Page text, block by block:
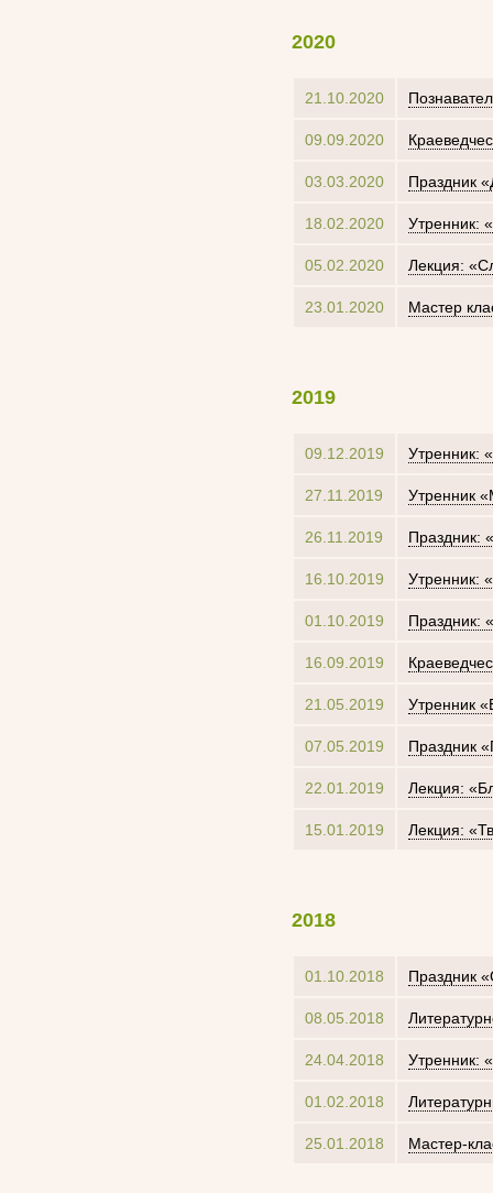
2020
21.10.2020
09.09.2020
03.03.2020 Праздник
18.02.2020 Утренник:
05.02.2020 Лекция:
23.01.2020 Мастер
2019
09.12.2019 Утренник:
27.11.2019 Утренник
26.11.2019 Праздник:
16.10.2019 Утренник:
01.10.2019 Праздник:
16.09.2019
21.05.2019 Утренник
07.05.2019 Праздник
22.01.2019 Лекция:
15.01.2019 Лекция:
2018
01.10.2018 Праздник
08.05.2018
24.04.2018 Утренник:
01.02.2018
25.01.2018 Мастер-